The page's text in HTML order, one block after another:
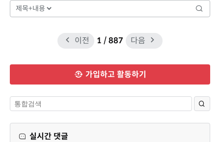
이전 1 / 887 다음
가입하고 활동하기
실시간 댓글